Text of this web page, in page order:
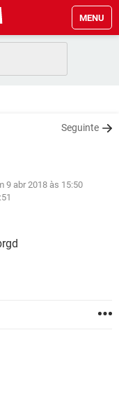
MENU
Seguinte
9 abr 2018 às 15:50